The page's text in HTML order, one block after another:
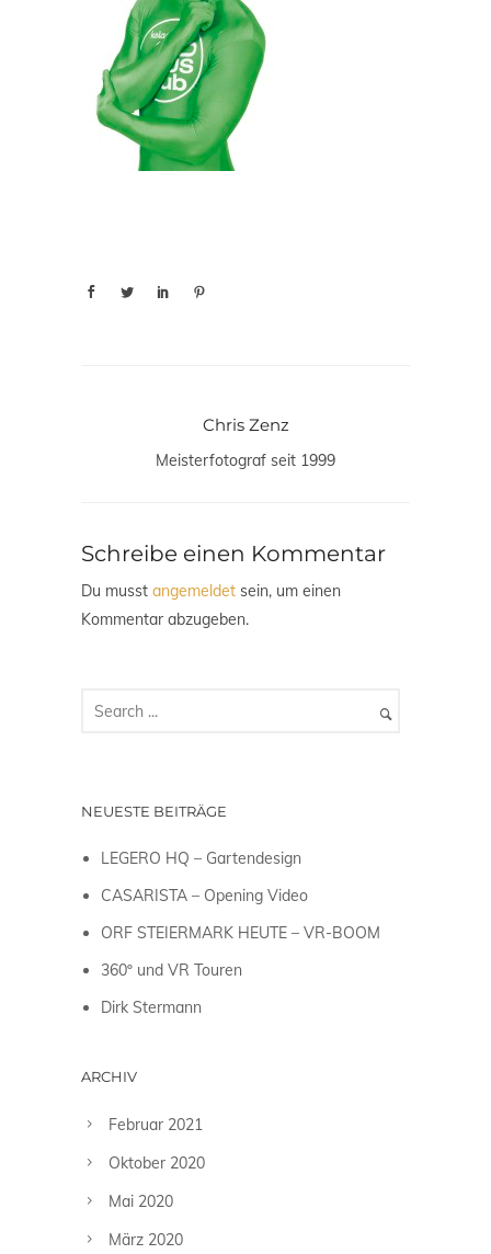
Chris Zenz
Meisterfotograf seit 1999
Schreibe einen Kommentar
Du musst angemeldet sein, um einen
Kommentar abzugeben.
NEUESTE BEITRÄGE
LEGERO HQ – Gartendesign
CASARISTA – Opening Video
ORF STEIERMARK HEUTE – VR-BOOM
360º und VR Touren
Dirk Stermann
ARCHIV
Februar 2021
Oktober 2020
Mai 2020
März 2020